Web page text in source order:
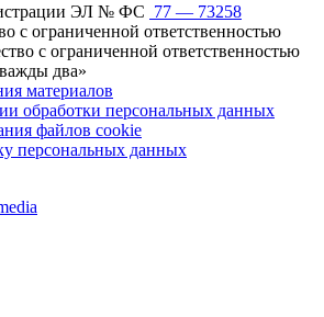
ЭЛ № ФС 77 — 73258
с ограниченной ответственностью
с ограниченной ответственностью
два»
материалов
обработки персональных данных
файлов cookie
персональных данных